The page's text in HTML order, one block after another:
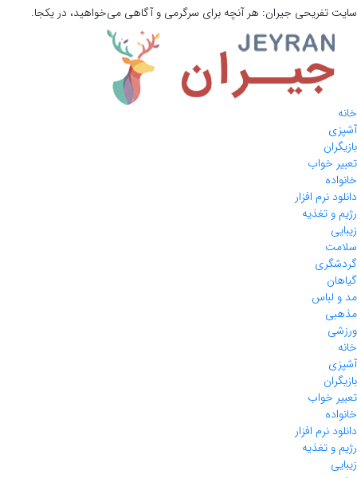
سایت تفریحی جیران: هر آنچه برای سرگرمی و آگاهی می‌خواهید، در یکجا.
خانه
آشپزی
بازیگران
تعبیر خواب
خانواده
دانلود نرم افزار
رژیم و تغذیه
زیبایی
سلامت
گردشگری
گیاهان
مد و لباس
مذهبی
ورزشی
خانه
آشپزی
بازیگران
تعبیر خواب
خانواده
دانلود نرم افزار
رژیم و تغذیه
زیبایی